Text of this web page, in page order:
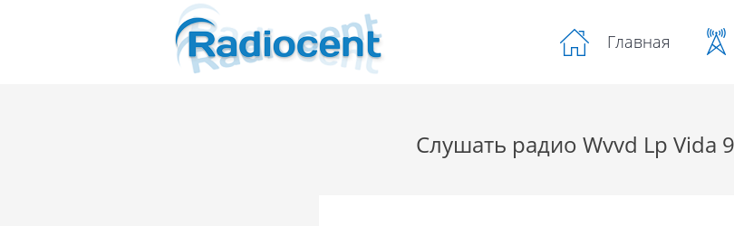
Главная
Слушать радио Wvvd Lp Vida